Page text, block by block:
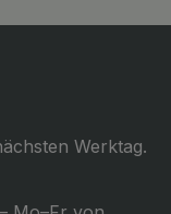
Werktag.